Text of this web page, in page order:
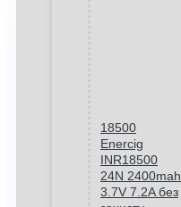
18500
Enercig
INR18500
24N 2400mah
3.7V 7.2A без